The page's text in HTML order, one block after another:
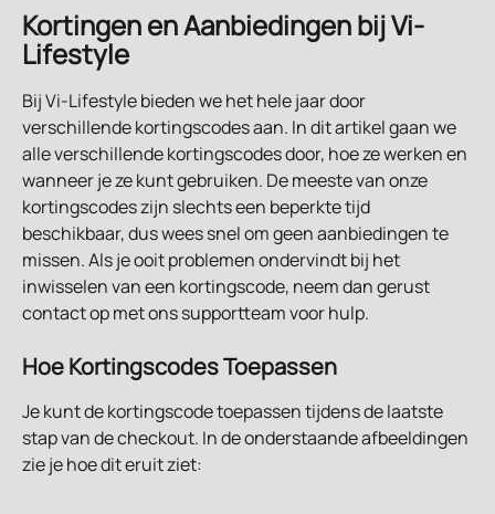
Kortingen en Aanbiedingen bij Vi-
Lifestyle
Bij Vi-Lifestyle bieden we het hele jaar door
verschillende kortingscodes aan. In dit artikel gaan we
alle verschillende kortingscodes door, hoe ze werken en
wanneer je ze kunt gebruiken. De meeste van onze
kortingscodes zijn slechts een beperkte tijd
beschikbaar, dus wees snel om geen aanbiedingen te
missen. Als je ooit problemen ondervindt bij het
inwisselen van een kortingscode, neem dan gerust
contact op met ons supportteam voor hulp.
Hoe Kortingscodes Toepassen
Je kunt de kortingscode toepassen tijdens de laatste
stap van de checkout. In de onderstaande afbeeldingen
zie je hoe dit eruit ziet: